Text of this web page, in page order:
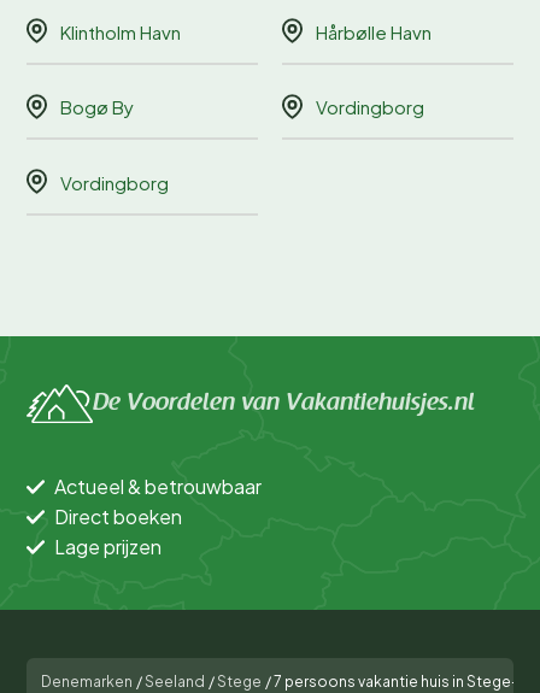
Klintholm Havn Hårbølle Havn
Bogø By Vordingborg
Vordingborg
De Voordelen van Vakantiehuisjes.nl
Actueel & betrouwbaar
Direct boeken
Lage prijzen
Denemarken /Seeland /Stege /7 persoons vakantie huis in Stege-By